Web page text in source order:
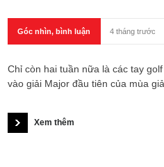
Góc nhìn, bình luận 4 tháng trước
Chỉ còn hai tuần nữa là các tay
vào giải Major đầu tiên của mùa
Xem thêm